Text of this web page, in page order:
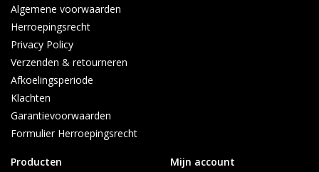
Algemene voorwaarden
Herroepingsrecht
Privacy Policy
Verzenden & retourneren
Afkoelingsperiode
Klachten
Garantievoorwaarden
Formulier Herroepingsrecht
Producten
Mijn account